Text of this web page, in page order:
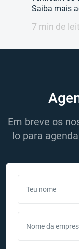
Saiba mais
7 min de
Em breve os
lo para
Teu nome
Nome da